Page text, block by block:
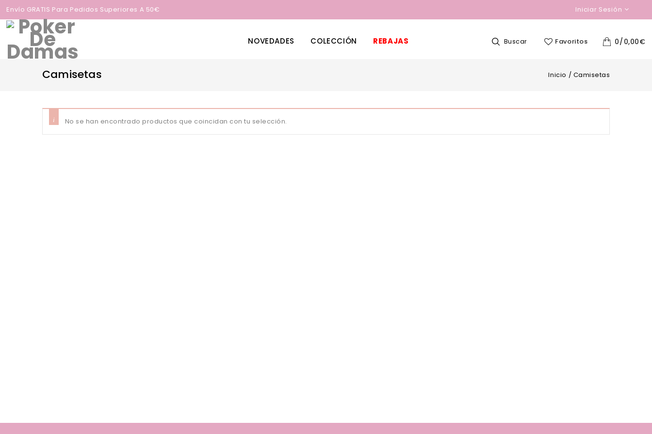
Envío GRATIS Para Pedidos Superiores A 50€ Iniciar Sesión
NOVEDADES COLECCIÓN REBAJAS 0 0,00€
Favoritos
Buscar
Camisetas Inicio / Camisetas
No se han encontrado productos que coincidan con tu selección.